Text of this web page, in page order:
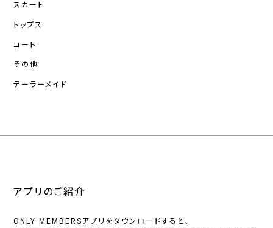
スカート
トップス
コート
その他
テーラーメイド
アプリのご紹介
ONLY MEMBERSアプリをダウンロードすると、